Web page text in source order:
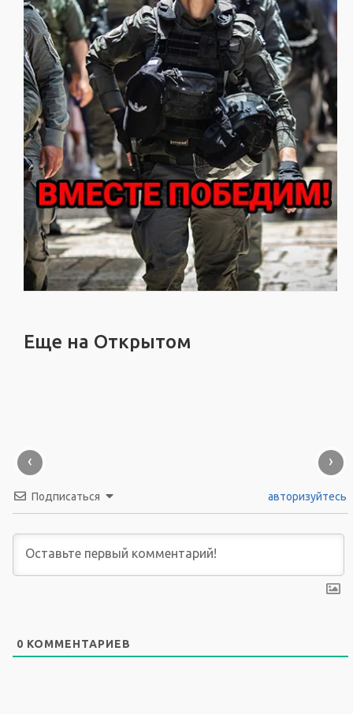
Еще на Открытом
‹ ›
Подписаться авторизуйтесь
0 КОММЕНТАРИЕВ